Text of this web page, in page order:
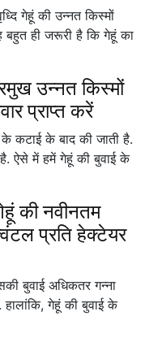
गेहूं की उन्नत किस्मों
बहुत ही जरूरी है कि गेहूं का
उन्नत किस्मों
प्राप्त करें
कटाई के बाद की जाती है.
ऐसे में हमें गेहूं की बुवाई के
की नवीनतम
प्रति हेक्टेयर
बुवाई अधिकतर गन्ना
गेहूं की बुवाई के